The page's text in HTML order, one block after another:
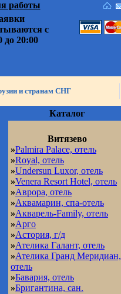
работы
с
до 20:00
и странам СНГ
Каталог
Витязево
»Palmira Palace, отель
»Royal, отель
»Undersun Luxor, отель
»Venera Resort Hotel, отель
»Аврора, отель
»Аквамарин, спа-отель
»Акварель-Family, отель
»Арго
»Астория, г/д
»Ателика Галант, отель
»Ателика Гранд Меридиан,
отель
»Бавария, отель
»Бригантина, сан.